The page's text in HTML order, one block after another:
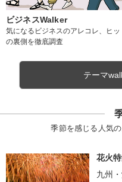
ビジネスWalker
気になるビジネスのアレコレ、ヒッ
の裏側を徹底調査
テーマ
季節を感じる人気
花火
九州